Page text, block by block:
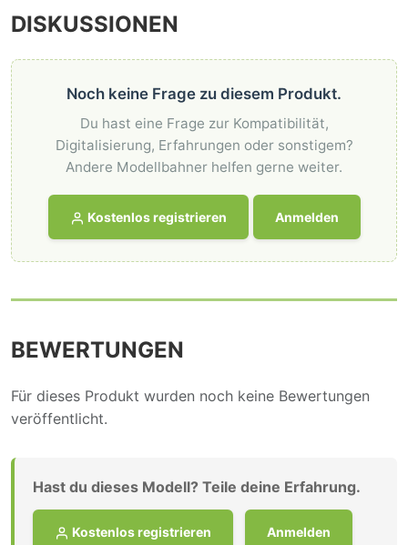
DISKUSSIONEN
Noch keine Frage zu diesem Produkt.
Du hast eine Frage zur Kompatibilität,
Digitalisierung, Erfahrungen oder sonstigem?
Andere Modellbahner helfen gerne weiter.
Kostenlos registrieren Anmelden
BEWERTUNGEN
Für dieses Produkt wurden noch keine Bewertungen
veröffentlicht.
Hast du dieses Modell? Teile deine Erfahrung.
Kostenlos registrieren Anmelden